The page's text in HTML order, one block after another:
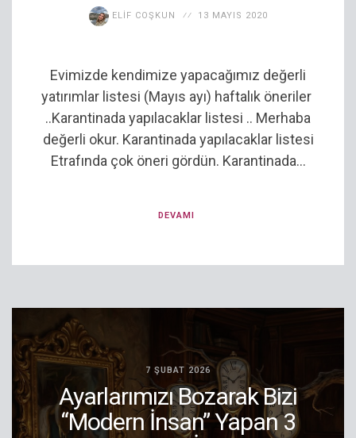
ELIF COŞKUN 13 MAYIS 2020
Evimizde kendimize yapacağımız değerli
yatırımlar listesi (Mayıs ayı) haftalık öneriler
..Karantinada yapılacaklar listesi .. Merhaba
değerli okur. Karantinada yapılacaklar listesi
Etrafında çok öneri gördün. Karantinada...
DEVAMI
7 ŞUBAT 2026
Ayarlarımızı Bozarak Bizi
“Modern İnsan” Yapan 3